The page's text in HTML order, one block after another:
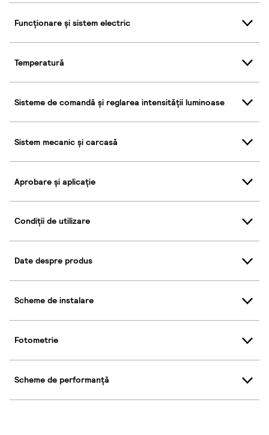
Funcționare și sistem electric
Temperatură
Sisteme de comandă și reglarea intensității luminoase
Sistem mecanic și carcasă
Aprobare și aplicație
Condiții de utilizare
Date despre produs
Scheme de instalare
Fotometrie
Scheme de performanță